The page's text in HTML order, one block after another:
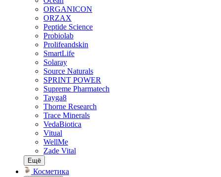
ORGANICON
ORZAX
Peptide Science
Probiolab
Prolifeandskin
SmartLife
Solaray
Source Naturals
SPRINT POWER
Supreme Pharmatech
Tayga8
Thorne Research
Trace Minerals
VedaBiotica
Vitual
WellMe
Zade Vital
Ещё
Косметика